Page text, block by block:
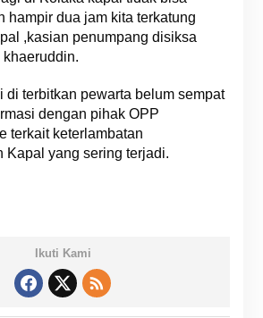
hampir dua jam kita terkatung
,kasian penumpang disiksa
khaeruddin.
di terbitkan pewarta belum sempat
dengan pihak OPP
terkait keterlambatan
Kapal yang sering terjadi.
Ikuti Kami